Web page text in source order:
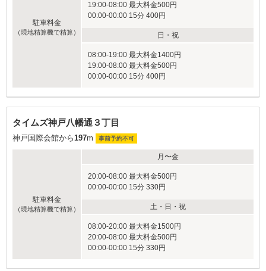
駐車料金
（現地精算機で精算）
19:00-08:00 最大料金500円
00:00-00:00 15分 400円
日・祝
08:00-19:00 最大料金1400円
19:00-08:00 最大料金500円
00:00-00:00 15分 400円
タイムズ神戸八幡通３丁目
神戸国際会館から197m 事前予約不可
駐車料金
（現地精算機で精算）
月〜金
20:00-08:00 最大料金500円
00:00-00:00 15分 330円
土・日・祝
08:00-20:00 最大料金1500円
20:00-08:00 最大料金500円
00:00-00:00 15分 330円